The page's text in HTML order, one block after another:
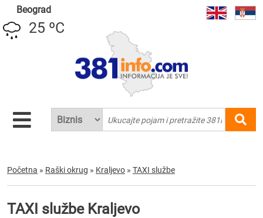
Beograd
25 ºC
Početna » Raški okrug » Kraljevo » TAXI službe
TAXI službe Kraljevo